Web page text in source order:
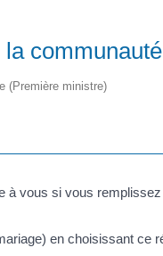
(Première ministre)
à vous si vous
en choisissant ce